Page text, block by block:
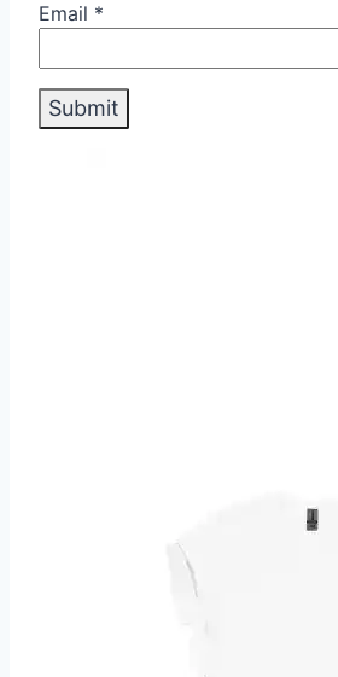
Email *